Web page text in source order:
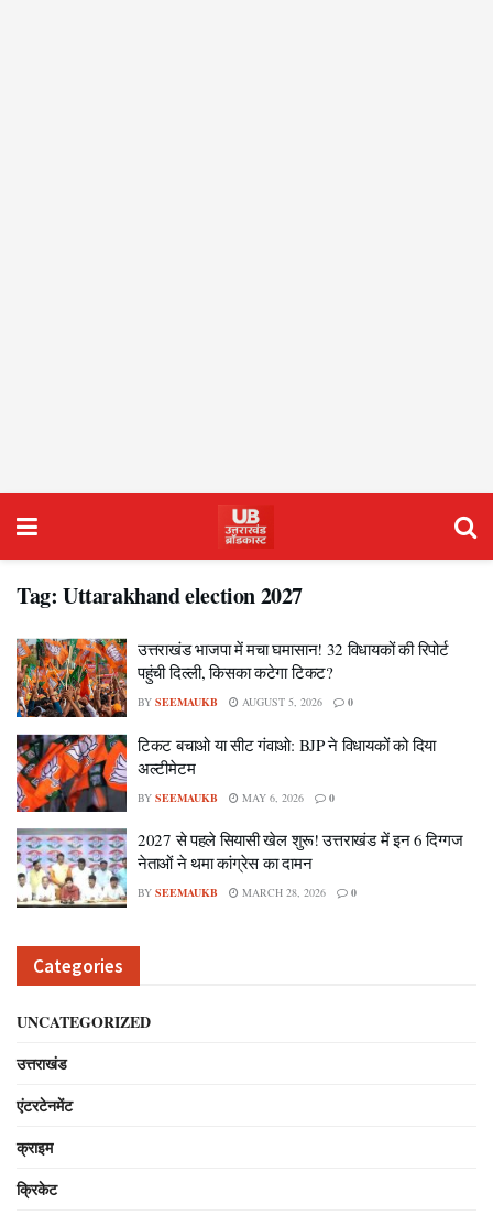
Tag: Uttarakhand election 2027
उत्तराखंड भाजपा में मचा घमासान! 32 विधायकों की रिपोर्ट
पहुंची दिल्ली, किसका कटेगा टिकट?
BY SEEMAUKB AUGUST 5, 2026 0
टिकट बचाओ या सीट गंवाओ: BJP ने विधायकों को दिया
अल्टीमेटम
BY SEEMAUKB MAY 6, 2026 0
2027 से पहले सियासी खेल शुरू! उत्तराखंड में इन 6 दिग्गज
नेताओं ने थमा कांग्रेस का दामन
BY SEEMAUKB MARCH 28, 2026 0
Categories
UNCATEGORIZED
उत्तराखंड
एंटरटेनमेंट
क्राइम
क्रिकेट